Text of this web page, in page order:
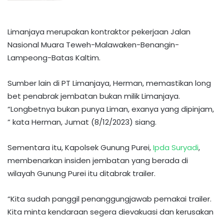
Limanjaya merupakan kontraktor pekerjaan Jalan
Nasional Muara Teweh-Malawaken-Benangin-
Lampeong-Batas Kaltim.
Sumber lain di PT Limanjaya, Herman, memastikan long
bet penabrak jembatan bukan milik Limanjaya.
“Longbetnya bukan punya Liman, exanya yang dipinjam,
” kata Herman, Jumat (8/12/2023) siang.
Sementara itu, Kapolsek Gunung Purei,Ipda Suryadi,
membenarkan insiden jembatan yang berada di
wilayah Gunung Purei itu ditabrak trailer.
“Kita sudah panggil penanggungjawab pemakai trailer.
Kita minta kendaraan segera dievakuasi dan kerusakan